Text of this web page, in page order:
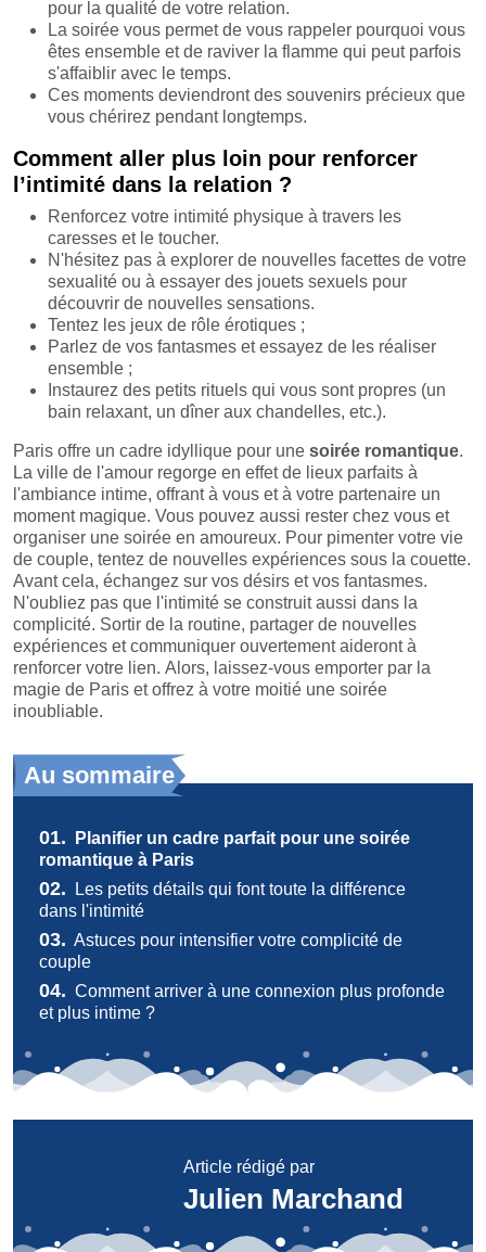
pour la qualité de votre relation.
La soirée vous permet de vous rappeler pourquoi vous
êtes ensemble et de raviver la flamme qui peut parfois
s'affaiblir avec le temps.
Ces moments deviendront des souvenirs précieux que
vous chérirez pendant longtemps.
Comment aller plus loin pour renforcer
l’intimité dans la relation ?
Renforcez votre intimité physique à travers les
caresses et le toucher.
N'hésitez pas à explorer de nouvelles facettes de votre
sexualité ou à essayer des jouets sexuels pour
découvrir de nouvelles sensations.
Tentez les jeux de rôle érotiques ;
Parlez de vos fantasmes et essayez de les réaliser
ensemble ;
Instaurez des petits rituels qui vous sont propres (un
bain relaxant, un dîner aux chandelles, etc.).
Paris offre un cadre idyllique pour une soirée romantique.
La ville de l'amour regorge en effet de lieux parfaits à
l'ambiance intime, offrant à vous et à votre partenaire un
moment magique. Vous pouvez aussi rester chez vous et
organiser une soirée en amoureux. Pour pimenter votre vie
de couple, tentez de nouvelles expériences sous la couette.
Avant cela, échangez sur vos désirs et vos fantasmes.
N'oubliez pas que l'intimité se construit aussi dans la
complicité. Sortir de la routine, partager de nouvelles
expériences et communiquer ouvertement aideront à
renforcer votre lien. Alors, laissez-vous emporter par la
magie de Paris et offrez à votre moitié une soirée
inoubliable.
Au sommaire
01.
Planifier un cadre parfait pour une soirée
romantique à Paris
02.
Les petits détails qui font toute la différence
dans l'intimité
03. Astuces pour intensifier votre complicité de
couple
04. Comment arriver à une connexion plus profonde
et plus intime ?
Article rédigé par
Julien Marchand